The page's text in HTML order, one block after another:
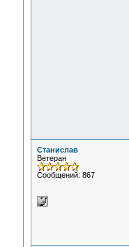
Станислав
Ветеран
Сообщений: 867